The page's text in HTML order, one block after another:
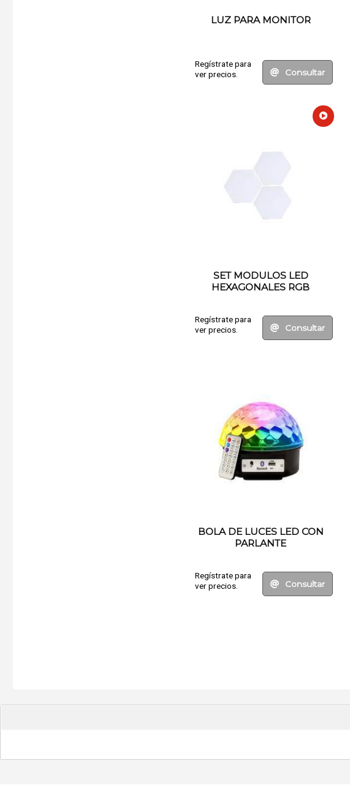
LUZ PARA MONITOR
Regístrate para
ver precios.
Consultar
SET MODULOS LED
HEXAGONALES RGB
Regístrate para
ver precios.
Consultar
BOLA DE LUCES LED CON
PARLANTE
Regístrate para
ver precios.
Consultar